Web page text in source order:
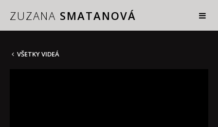
ZUZANA SMATANOVÁ
VŠETKY VIDEÁ